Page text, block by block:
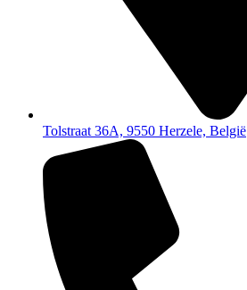
Tolstraat 36A, 9550 Herzele, België